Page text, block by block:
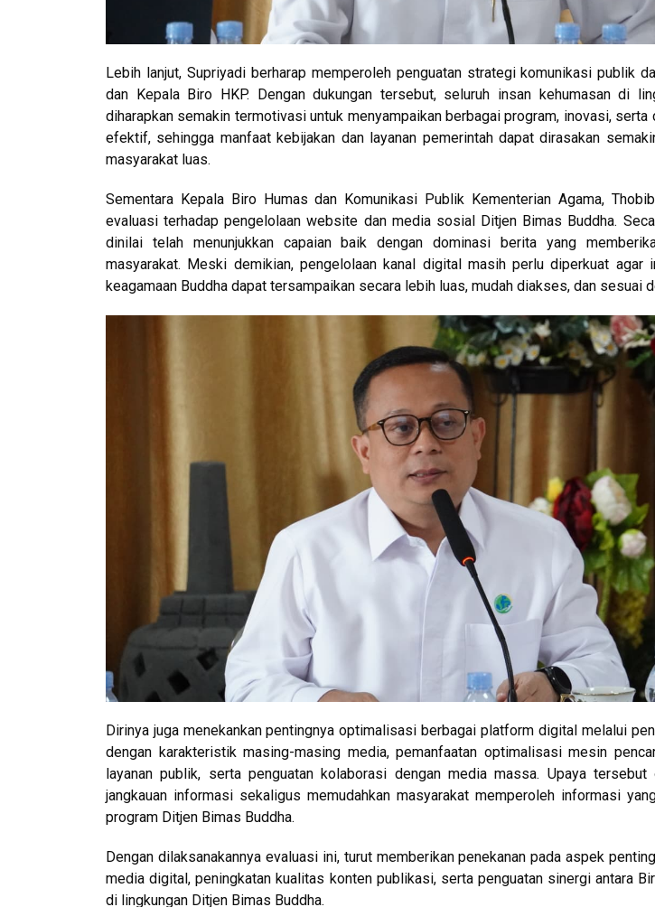
Lebih lanjut, Supriyadi berharap memperoleh penguatan strategi komunikasi publik
dan Kepala Biro HKP. Dengan dukungan tersebut, seluruh insan kehumasan di
diharapkan semakin termotivasi untuk menyampaikan berbagai program, inovasi,
efektif, sehingga manfaat kebijakan dan layanan pemerintah dapat dirasakan
masyarakat luas.
Sementara Kepala Biro Humas dan Komunikasi Publik Kementerian Agama,
evaluasi terhadap pengelolaan website dan media sosial Ditjen Bimas Buddha.
dinilai telah menunjukkan capaian baik dengan dominasi berita yang
masyarakat. Meski demikian, pengelolaan kanal digital masih perlu diperkuat agar
keagamaan Buddha dapat tersampaikan secara lebih luas, mudah diakses, dan sesuai
Dirinya juga menekankan pentingnya optimalisasi berbagai platform digital melalui
dengan karakteristik masing-masing media, pemanfaatan optimalisasi mesin
layanan publik, serta penguatan kolaborasi dengan media massa. Upaya tersebut
jangkauan informasi sekaligus memudahkan masyarakat memperoleh informasi
program Ditjen Bimas Buddha.
Dengan dilaksanakannya evaluasi ini, turut memberikan penekanan pada aspek
media digital, peningkatan kualitas konten publikasi, serta penguatan sinergi antara
di lingkungan Ditjen Bimas Buddha.